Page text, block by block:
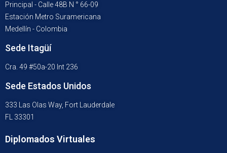
Principal - Calle 48B N ° 66-09
Estación Metro Suramericana
Medellín - Colombia
Sede Itagüí
Cra. 49 #50a-20 Int 236
Sede Estados Unidos
333 Las Olas Way, Fort Lauderdale
FL 33301
Diplomados Virtuales